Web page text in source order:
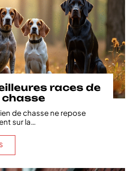
races de
chasse
de chasse ne repose
sur la…